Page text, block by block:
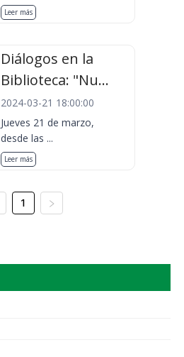
Leer más
Diálogos en la
Biblioteca: "Nu...
2024-03-21 18:00:00
Jueves 21 de marzo,
desde las ...
Leer más
1